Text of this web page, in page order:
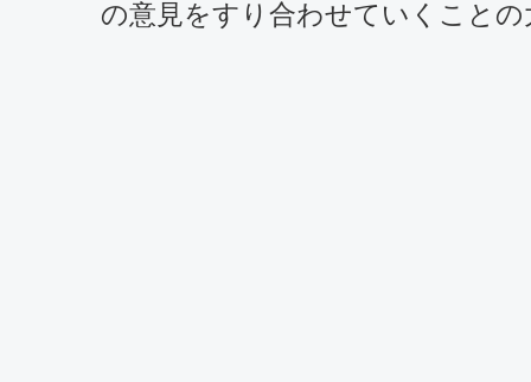
の意見をすり合わせていくこと